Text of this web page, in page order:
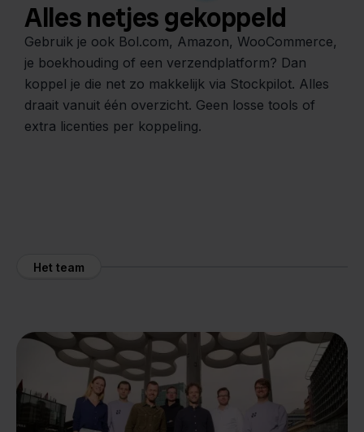
Alles netjes gekoppeld
Gebruik je ook Bol.com, Amazon, WooCommerce,
je boekhouding of een verzendplatform? Dan
koppel je die net zo makkelijk via Stockpilot. Alles
draait vanuit één overzicht. Geen losse tools of
extra licenties per koppeling.
Het team